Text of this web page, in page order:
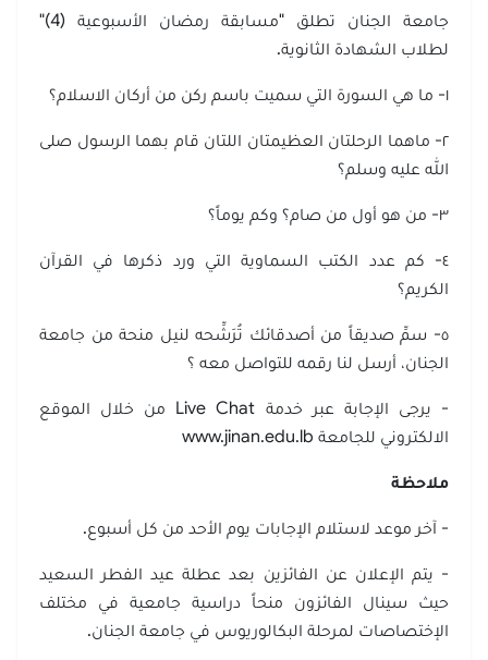
جامعة الجنان تطلق "مسابقة رمضان الأسبوعية (4)"
لطلاب الشهادة الثانوية.
١- ما هي السورة التي سميت باسم ركن من أركان الاسلام؟
٢- ماهما الرحلتان العظيمتان اللتان قام بهما الرسول صلى
الله عليه وسلم؟
٣- من هو أول من صام؟ وكم يوماً؟
٤- كم عدد الكتب السماوية التي ورد ذكرها في القرآن
الكريم؟
٥- سمِّ صديقاً من أصدقائك تُرَشِّحه لنيل منحة من جامعة
الجنان، أرسل لنا رقمه للتواصل معه ؟
- يرجى الإجابة عبر خدمة Live Chat من خلال الموقع
الالكتروني للجامعة www.jinan.edu.lb
ملاحظة
- آخر موعد لاستلام الإجابات يوم الأحد من كل أسبوع.
- يتم الإعلان عن الفائزين بعد عطلة عيد الفطر السعيد
حيث سينال الفائزون منحاً دراسية جامعية في مختلف
الإختصاصات لمرحلة البكالوريوس في جامعة الجنان.